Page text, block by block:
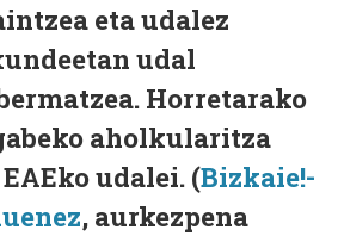
eta udalez
udal
Horretarako
aholkularitza
udalei. (Bizkaie!-
, aurkezpena